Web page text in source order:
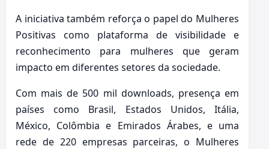
A iniciativa também reforça o papel do Mulheres
Positivas como plataforma de visibilidade e
reconhecimento para mulheres que geram
impacto em diferentes setores da sociedade.
Com mais de 500 mil downloads, presença em
países como Brasil, Estados Unidos, Itália,
México, Colômbia e Emirados Árabes, e uma
rede de 220 empresas parceiras, o Mulheres